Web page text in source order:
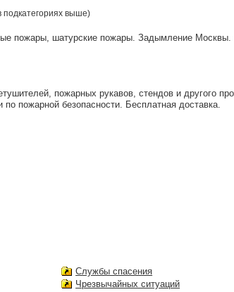
подкатегориях выше)
пожары, шатурские пожары. Задымление Москвы.
пожарных рукавов, стендов и другого
пожарной безопасности. Бесплатная доставка.
Службы спасения
Чрезвычайных ситуаций